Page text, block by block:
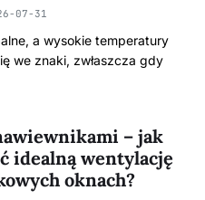
07-31
a wysokie temperatury
we znaki, zwłaszcza gdy
– jak
idealną wentylację
oknach?